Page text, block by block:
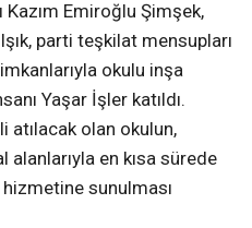
Emiroğlu Şimşek,
parti teşkilat mensupları
okulu inşa
Yaşar İşler katıldı.
atılacak olan okulun,
en kısa sürede
sunulması